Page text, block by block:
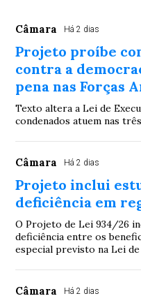
Câmara Há 2 dias
Projeto proíbe
contra a
pena nas Forças
Texto altera a Lei de
condenados atuem nas
Câmara Há 2 dias
Projeto inclui
deficiência em
O Projeto de Lei 934/26
deficiência entre os
especial previsto na Lei
Câmara Há 2 dias